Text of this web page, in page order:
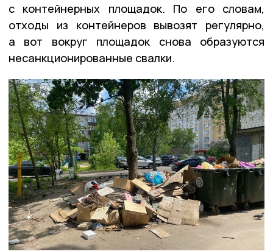
с контейнерных площадок. По его словам,
отходы из контейнеров вывозят регулярно,
а вот вокруг площадок снова образуются
несанкционированные свалки.